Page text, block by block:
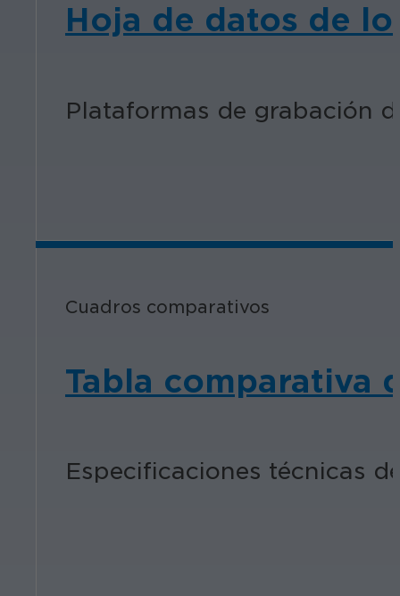
Hoja de datos de
Plataformas de grabación
Cuadros comparativos
Tabla comparativa
Especificaciones técnicas